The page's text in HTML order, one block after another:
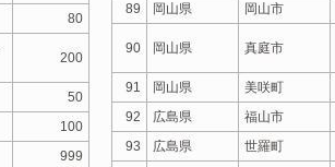
80
200
50
100
999
89
岡山県 岡山市
90 岡山県 真庭市
91 岡山県 美咲町
92
広島県 福山市
93
広島県 世羅町